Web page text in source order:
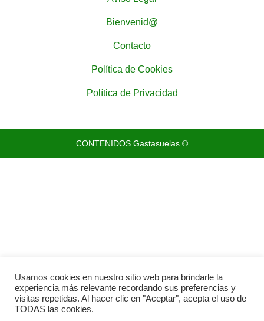
Bienvenid@
Contacto
Política de Cookies
Política de Privacidad
CONTENIDOS Gastasuelas ©
Usamos cookies en nuestro sitio web para brindarle la
experiencia más relevante recordando sus preferencias y
visitas repetidas. Al hacer clic en "Aceptar", acepta el uso de
TODAS las cookies.